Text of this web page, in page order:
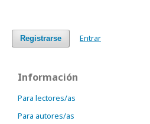
Registrarse Entrar
Información
Para lectores/as
Para autores/as